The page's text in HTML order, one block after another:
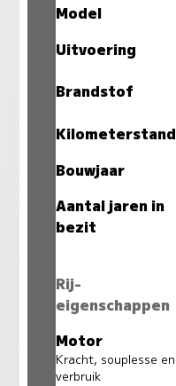
Model
Uitvoering
Brandstof
Kilometerstand
Bouwjaar
Aantal jaren in
bezit
Rij-
eigenschappen
Motor
Kracht, souplesse en
verbruik